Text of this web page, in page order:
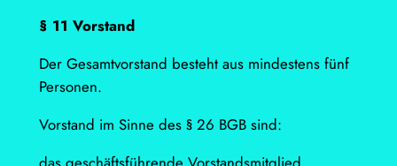
§ 11 Vorstand
Der Gesamtvorstand besteht aus mindestens fünf
Personen.
Vorstand im Sinne des § 26 BGB sind: